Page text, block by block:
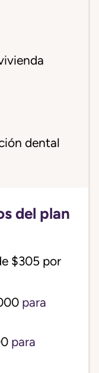
dental
del plan
$305 por
para
para